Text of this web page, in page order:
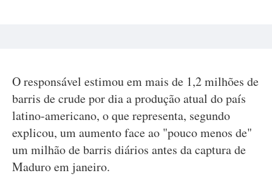
O responsável estimou em mais de 1,2 milhões de
barris de crude por dia a produção atual do país
latino-americano, o que representa, segundo
explicou, um aumento face ao "pouco menos de"
um milhão de barris diários antes da captura de
Maduro em janeiro.